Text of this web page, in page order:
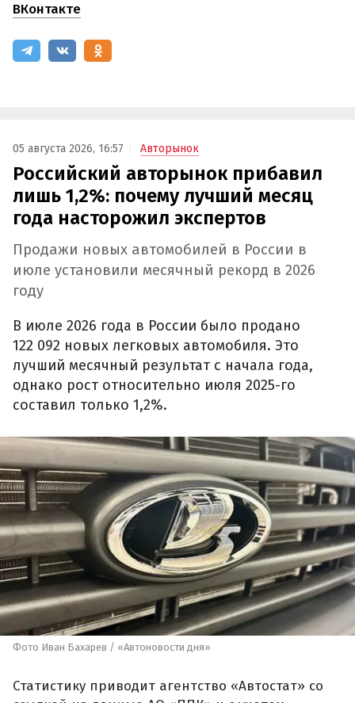
ВКонтакте
05 августа 2026, 16:57 Авторынок
Российский авторынок прибавил
лишь 1,2%: почему лучший месяц
года насторожил экспертов
Продажи новых автомобилей в России в
июле установили месячный рекорд в 2026
году
В июле 2026 года в России было продано
122 092 новых легковых автомобиля. Это
лучший месячный результат с начала года,
однако рост относительно июля 2025-го
составил только 1,2%.
Фото Иван Бахарев / «Автоновости дня»
Статистику приводит агентство «Автостат» со